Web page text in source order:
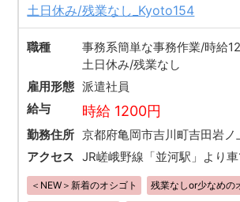
土日休み/残業なし_Kyoto154
職種
事務系簡単な事務作業/時給
土日休み/残業なし
雇用形態 派遣社員
給与
時給 1200円
勤務住所 京都府亀岡市吉川町吉田岩ノ
アクセス
JR嵯峨野線「並河駅」より
＜NEW＞新着のオシゴト 残業なしor少なめの